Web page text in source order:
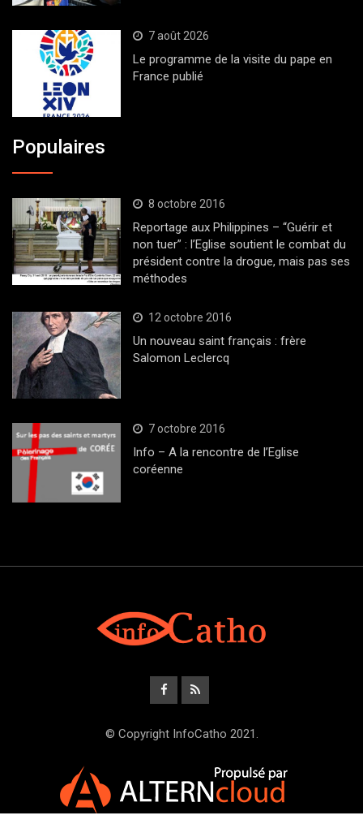
7 août 2026
Le programme de la visite du pape en
France publié
Populaires
8 octobre 2016
Reportage aux Philippines – “Guérir et
non tuer” : l’Eglise soutient le combat du
président contre la drogue, mais pas ses
méthodes
12 octobre 2016
Un nouveau saint français : frère
Salomon Leclercq
7 octobre 2016
Info – A la rencontre de l’Eglise
coréenne
© Copyright InfoCatho 2021.